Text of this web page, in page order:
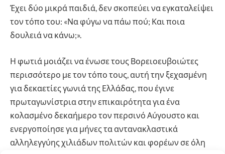
Έχει δύο μικρά παιδιά, δεν σκοπεύει να εγκαταλείψει
τον τόπο του: «Να φύγω να πάω πού; Και ποια
δουλειά να κάνω;».
Η φωτιά μοιάζει να ένωσε τους Βορειοευβοιώτες
περισσότερο με τον τόπο τους, αυτή την ξεχασμένη
για δεκαετίες γωνιά της Ελλάδας, που έγινε
πρωταγωνίστρια στην επικαιρότητα για ένα
κολασμένο δεκαήμερο τον περσινό Αύγουστο και
ενεργοποίησε για μήνες τα αντανακλαστικά
αλληλεγγύης χιλιάδων πολιτών και φορέων σε όλη